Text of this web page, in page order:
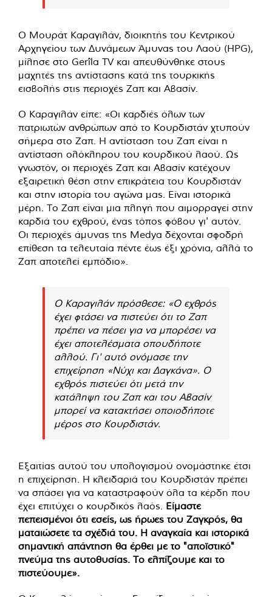
Ο Μουράτ Καραγιλάν, διοικητής του Κεντρικού
Αρχηγείου των Δυνάμεων Άμυνας του Λαού (HPG),
μίλησε στο Gerîla TV και απευθύνθηκε στους
μαχητές της αντίστασης κατά της τουρκικής
εισβολής στις περιοχές Ζαπ και Αβασίν.
Ο Καραγιλάν είπε: «Οι καρδιές όλων των
πατριωτών ανθρώπων από το Κουρδιστάν χτυπούν
σήμερα στο Ζαπ. Η αντίσταση του Ζαπ είναι η
αντίσταση ολόκληρου του κουρδικού λαού. Ως
γνωστόν, οι περιοχές Ζαπ και Αβασίν κατέχουν
εξαιρετική θέση στην επικράτεια του Κουρδιστάν
και στην ιστορία του αγώνα μας. Είναι ιστορικά
μέρη. Το Ζαπ είναι μια πληγή που αιμορραγεί στην
καρδιά του εχθρού, ένας τόπος φόβου γι' αυτόν.
Οι περιοχές άμυνας της Medya δέχονται σφοδρή
επίθεση τα τελευταία πέντε έως έξι χρόνια, αλλά το
Ζαπ αποτελεί εμπόδιο».
Ο Καραγιλάν πρόσθεσε: «Ο εχθρός
έχει φτάσει να πιστεύει ότι το Ζαπ
πρέπει να πέσει για να μπορέσει να
έχει αποτελέσματα οπουδήποτε
αλλού. Γι' αυτό ονόμασε την
επιχείρηση «Νύχι και Δαγκάνα». Ο
εχθρός πιστεύει ότι μετά την
κατάληψη του Ζαπ και του Αβασίν
μπορεί να κατακτήσει οποιοδήποτε
μέρος στο Κουρδιστάν.
Εξαιτίας αυτού του υπολογισμού ονομάστηκε έτσι
η επιχείρηση. Η κλειδαριά του Κουρδιστάν πρέπει
να σπάσει για να καταστραφούν όλα τα κέρδη που
έχει επιτύχει ο κουρδικός λαός. Είμαστε
πεπεισμένοι ότι εσείς, ως ήρωες του Ζαγκρός, θα
ματαιώσετε τα σχέδιά του. Η αναγκαία και ιστορικά
σημαντική απάντηση θα έρθει με το "αποϊστικό"
πνεύμα της αυτοθυσίας. Το ελπίζουμε και το
πιστεύουμε».